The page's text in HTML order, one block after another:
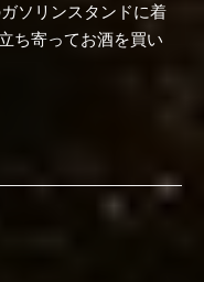
ソリンスタンドに着
ち寄ってお酒を買い